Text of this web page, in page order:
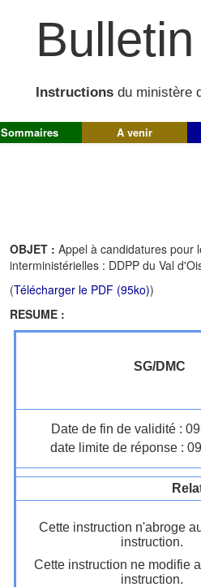
Instructions du ministère
Sommaires A venir
OBJET : Appel à candidatures pour
interministérielles : DDPP du Val
(Télécharger le PDF (95ko))
RESUME :
SG/DMC
Date de fin de validité :
date limite de réponse :
Cette instruction n'abroge
instruction.
Cette instruction ne modifie
instruction.